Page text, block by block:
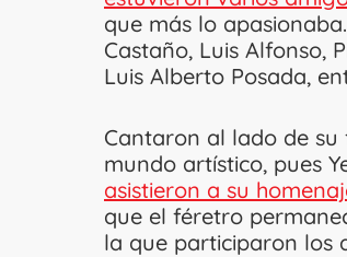
que más lo
Castaño, Luis Alfonso,
Luis Alberto Posada,
Cantaron al lado de
mundo artístico, pues
asistieron a su
que el féretro
la que participaron los